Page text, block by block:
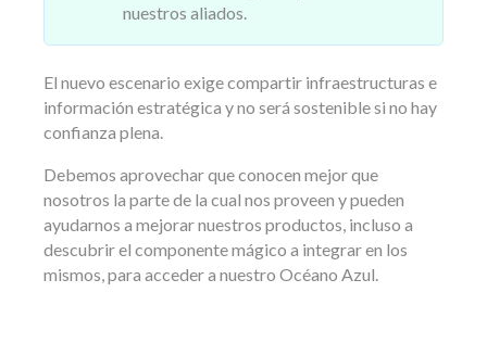
nuestros aliados.
El nuevo escenario exige compartir infraestructuras e
información estratégica y no será sostenible si no hay
confianza plena.
Debemos aprovechar que conocen mejor que
nosotros la parte de la cual nos proveen y pueden
ayudarnos a mejorar nuestros productos, incluso a
descubrir el componente mágico a integrar en los
mismos, para acceder a nuestro Océano Azul.